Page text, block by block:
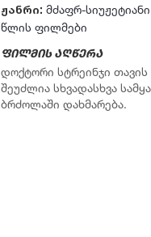
ჟანრი: მძაფრ-სიუჟეტიანი
წლის ფილმები
ფილმის აღწერა
დოქტორი სტრეინჯი
შეუძლია სხვადასხვა
ბრძოლაში დახმარება.